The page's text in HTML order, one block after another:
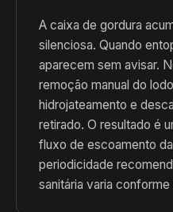
A caixa de gordura
silenciosa. Quando
aparecem sem avisar.
remoção manual do
hidrojateamento e
retirado. O resultado é
fluxo de escoamento
periodicidade
sanitária varia